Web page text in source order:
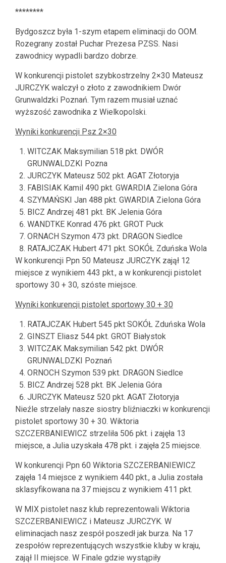
********
Bydgoszcz była 1-szym etapem eliminacji do OOM.
Rozegrany został Puchar Prezesa PZSS. Nasi
zawodnicy wypadli bardzo dobrze.
W konkurencji pistolet szybkostrzelny 2×30 Mateusz
JURCZYK walczył o złoto z zawodnikiem Dwór
Grunwaldzki Poznań. Tym razem musiał uznać
wyższość zawodnika z Wielkopolski.
Wyniki konkurencji Psz 2×30
WITCZAK Maksymilian 518 pkt. DWÓR
GRUNWALDZKI Pozna
JURCZYK Mateusz 502 pkt. AGAT Złotoryja
FABISIAK Kamil 490 pkt. GWARDIA Zielona Góra
SZYMAŃSKI Jan 488 pkt. GWARDIA Zielona Góra
BICZ Andrzej 481 pkt. BK Jelenia Góra
WANDTKE Konrad 476 pkt. GROT Puck
ORNACH Szymon 473 pkt. DRAGON Siedlce
RATAJCZAK Hubert 471 pkt. SOKÓŁ Zduńska Wola
W konkurencji Ppn 50 Mateusz JURCZYK zajął 12
miejsce z wynikiem 443 pkt., a w konkurencji pistolet
sportowy 30 + 30, szóste miejsce.
Wyniki konkurencji pistolet sportowy 30 + 30
RATAJCZAK Hubert 545 pkt SOKÓŁ Zduńska Wola
GINSZT Eliasz 544 pkt. GROT Białystok
WITCZAK Maksymilian 542 pkt. DWÓR
GRUNWALDZKI Poznań
ORNOCH Szymon 539 pkt. DRAGON Siedlce
BICZ Andrzej 528 pkt. BK Jelenia Góra
JURCZYK Mateusz 520 pkt. AGAT Złotoryja
Nieźle strzelały nasze siostry bliźniaczki w konkurencji
pistolet sportowy 30 + 30. Wiktoria
SZCZERBANIEWICZ strzeliła 506 pkt. i zajęła 13
miejsce, a Julia uzyskała 478 pkt. i zajęła 25 miejsce.
W konkurencji Ppn 60 Wiktoria SZCZERBANIEWICZ
zajęła 14 miejsce z wynikiem 440 pkt., a Julia została
sklasyfikowana na 37 miejscu z wynikiem 411 pkt.
W MIX pistolet nasz klub reprezentowali Wiktoria
SZCZERBANIEWICZ i Mateusz JURCZYK. W
eliminacjach nasz zespół poszedł jak burza. Na 17
zespołów reprezentujących wszystkie kluby w kraju,
zajął II miejsce. W Finale gdzie wystąpiły